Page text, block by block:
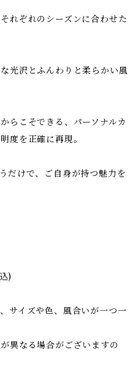
れぞれのシーズンに合わせた
光沢とふんわりと柔らかい風
らこそできる、パーソナルカ
度を正確に再現。
だけで、ご自身が持つ魅力を
)
サイズや色、風合いが一つ一
異なる場合がございますの